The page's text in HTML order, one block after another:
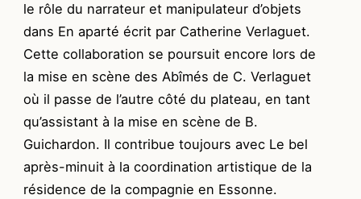
le rôle du narrateur et manipulateur d’objets
dans En aparté écrit par Catherine Verlaguet.
Cette collaboration se poursuit encore lors de
la mise en scène des Abîmés de C. Verlaguet
où il passe de l’autre côté du plateau, en tant
qu’assistant à la mise en scène de B.
Guichardon. Il contribue toujours avec Le bel
après-minuit à la coordination artistique de la
résidence de la compagnie en Essonne.